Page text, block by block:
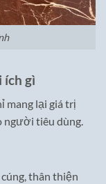
ích gì
mang lại giá trị
người tiêu dùng.
thân thiện